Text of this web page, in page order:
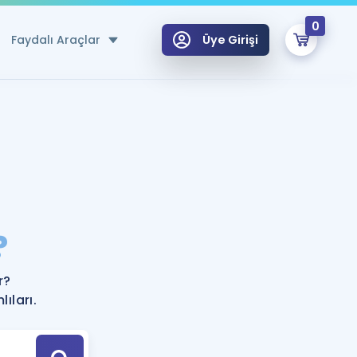
Faydalı Araçlar
Hesaplama Aracı
için Öneriler
Tek Takvimde
Üye Girişi
0
Hoca ile seni sınava hazırlayacak onlarca eğitim seni bekliyor!